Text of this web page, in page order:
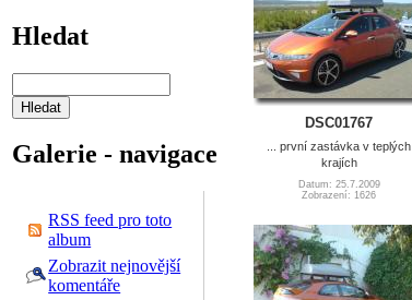
Hledat
Galerie - navigace
RSS feed pro toto
album
Zobrazit nejnovější
komentáře
DSC01767
... první zastávka v teplých
krajích
Datum: 25.7.2009
Zobrazení: 1626